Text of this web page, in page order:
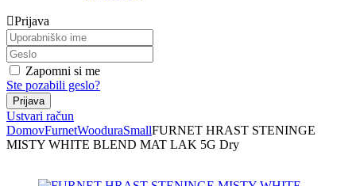
Prijava
Zapomni si me
Ste pozabili geslo?
Ustvari račun
DomovFurnetWooduraSmallFURNET HRAST STENINGE
MISTY WHITE BLEND MAT LAK 5G Dry